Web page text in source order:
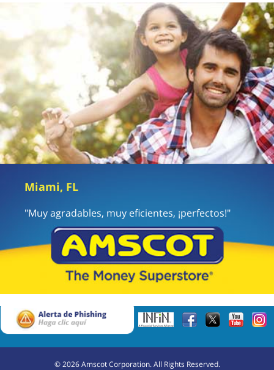
Miami, FL
"Muy agradables, muy eficientes, ¡perfectos!"
©2026Amscot Corporation. All Rights Reserved.